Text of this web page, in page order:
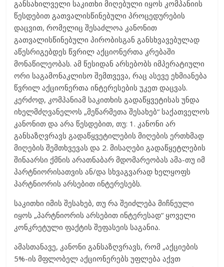
განსახილველი საკითხი მიღებული იყოს კომპანიის
წესდებით გათვალისწინებული პროცედურების
დაცვით, რომელიც შესაძლოა კანონით
გათვალისწინებული პირობისგან განსხვავებულად
აწესრიგებდეს წვრილ აქციონერთა კრებაში
მონაწილეობას. ამ წესიდან არსებობს იმპერატიული
ორი საგამონაკლისო შემთვევა, რაც ასევე ეხმიანება
წვრილ აქციონერთა ინტერესების უკეთ დაცვას.
კერძოდ, კომპანიამ საკითხის გადაწყვეტისას უნდა
იხელმძღვანელოს „მეწარმეთა შესახებ“ საქათველოს
კანონით და არა წესდებით, თუ: 1. კანონი არ
განსაზღვრავს გადაწყვეტილების მიღების ერთხმად
მიღების შემთხვევას და 2. მისაღები გადაწყეტლების
შინაარსი ქმნის არათნაბარ მდომარეობას ამა-თუ იმ
პარტნიორისათვის ან/და სხვაგვარად ხელყოფს
პარტნიორის არსებით ინტერესებს.
საკითხი იმის შესახებ, თუ რა შეიძლება მიჩნეული
იყოს „პარტნიორის არსებით ინტერესად“ ყოველი
კონკრეტული ფაქტის შეფასეის საგანია.
ამასთანავე, კანონი განსაზღვრავს, რომ „აქციების
5%-ის მფლობელ აქციონერებს უფლება აქვთ